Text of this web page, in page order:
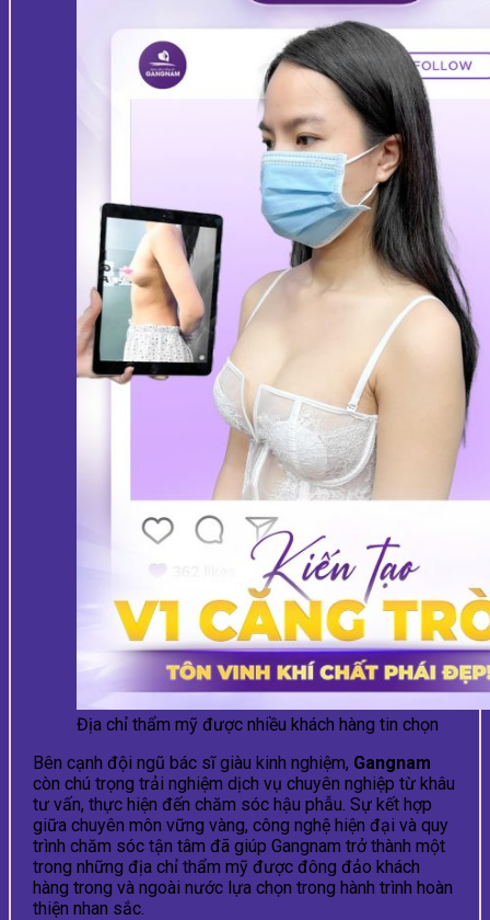
Địa chỉ thẩm mỹ được nhiều khách hàng tin chọn
Bên cạnh đội ngũ bác sĩ giàu kinh nghiệm, Gangnam
còn chú trọng trải nghiệm dịch vụ chuyên nghiệp từ khâu
tư vấn, thực hiện đến chăm sóc hậu phẫu. Sự kết hợp
giữa chuyên môn vững vàng, công nghệ hiện đại và quy
trình chăm sóc tận tâm đã giúp Gangnam trở thành một
trong những địa chỉ thẩm mỹ được đông đảo khách
hàng trong và ngoài nước lựa chọn trong hành trình hoàn
thiện nhan sắc.